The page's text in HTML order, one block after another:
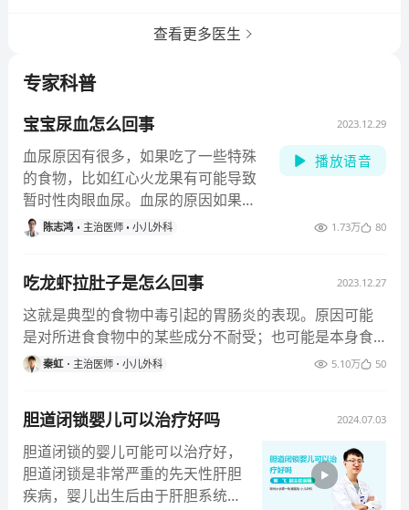
查看更多医生
专家科普
宝宝尿血怎么回事 2023.12.29
血尿原因有很多，如果吃了一些特殊
的食物，比如红心火龙果有可能导致
暂时性肉眼血尿。血尿的原因如果是
考虑内科疾病，最常见的是肾炎和膀
胱炎等泌尿系感染，需要到医院做尿
物治疗。外科性血尿最常见的原因是
泌尿系统肿瘤或者泌尿系统结石，需
要做B超或者X线来确诊。总之，如果
是单纯的无症状血尿，可以先观察，
如果血尿反复，建议到医院检查。
播放语音
陈志鸿 主治医师 小儿外科 1.73万 80
吃龙虾拉肚子是怎么回事 2023.12.27
这就是典型的食物中毒引起的胃肠炎的表现。原因可能
是对所进食食物中的某些成分不耐受；也可能是本身食
物不新鲜有腐败刺激肠道。首先是做一下大便常规检
调理胃肠功能，蒙脱石散止泻。同时服用口服补液盐溶
液补充液体，避免脱水。
秦虹 主治医师 小儿外科 5.10万 50
胆道闭锁婴儿可以治疗好吗 2024.07.03
胆道闭锁的婴儿可能可以治疗好，
胆道闭锁是非常严重的先天性肝胆
疾病，婴儿出生后由于肝胆系统疾